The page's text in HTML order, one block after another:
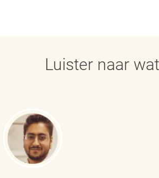
Luister naar